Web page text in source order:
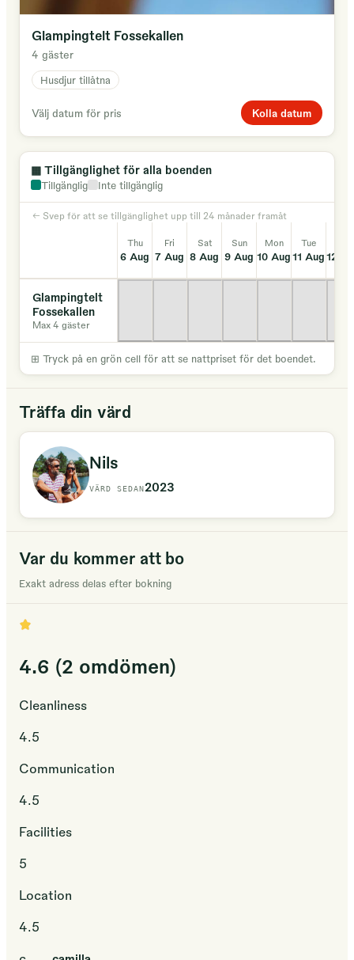
Velkommen til oss!
Glampingtelt Fossekallen
4 gäster
Husdjur tillåtna
Välj datum för pris Kolla datum
▦ Tillgänglighet för alla boenden
Tillgänglig Inte tillgänglig
← Svep för att se tillgänglighet upp till 24 månader framåt
Thu
6 Aug
Fri
7 Aug
Sat
8 Aug
Sun
9 Aug
Mon
10 Aug
Tue
11 Aug 12
Glampingtelt
Fossekallen
Max 4 gäster
⊞ Tryck på en grön cell för att se nattpriset för det boendet.
Träffa din värd
Nils
VÄRD SEDAN2023
Var du kommer att bo
Exakt adress delas efter bokning
4.6 (2 omdömen)
Cleanliness
4.5
Communication
4.5
Facilities
5
Location
4.5